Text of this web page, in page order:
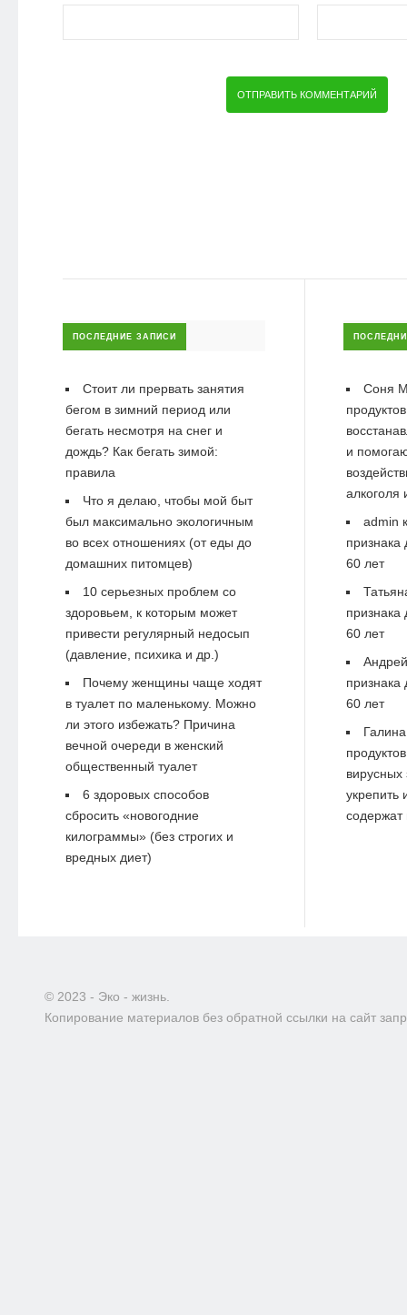
ПОСЛЕДНИЕ ЗАПИСИ
Стоит ли прервать занятия
бегом в зимний период или
бегать несмотря на снег и
дождь? Как бегать зимой:
правила
Что я делаю, чтобы мой быт
был максимально экологичным
во всех отношениях (от еды до
домашних питомцев)
10 серьезных проблем со
здоровьем, к которым может
привести регулярный недосып
(давление, психика и др.)
Почему женщины чаще ходят
в туалет по маленькому. Можно
ли этого избежать? Причина
вечной очереди в женский
общественный туалет
6 здоровых способов
сбросить «новогодние
килограммы» (без строгих и
вредных диет)
Соня
и
алкоголя
admin
60 лет
60 лет
Андрей
60 лет
Галина
вирусных
укрепить
содержат
© 2023 - Эко - жизнь.
Копирование материалов без обратной ссылки на сайт